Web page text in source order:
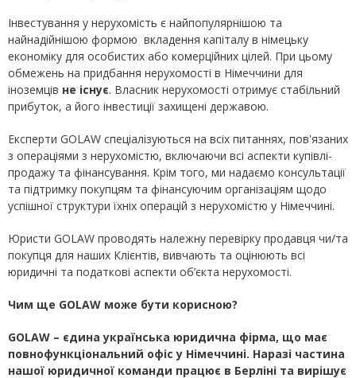
Інвестування у нерухомість є найпопулярнішою та
найнадійнішою формою вкладення капіталу в німецьку
економіку для особистих або комерційних цілей. При цьому
обмежень на придбання нерухомості в Німеччини для
іноземців не існує. Власник нерухомості отримує стабільний
прибуток, а його інвестиції захищені державою.
Експерти GOLAW спеціалізуються на всіх питаннях, пов'язаних
з операціями з нерухомістю, включаючи всі аспекти купівлі-
продажу та фінансування. Крім того, ми надаємо консультації
та підтримку покупцям та фінансуючим організаціям щодо
успішної структури їхніх операцій з нерухомістю у Німеччині.
Юристи GOLAW проводять належну перевірку продавця чи/та
покупця для наших Клієнтів, вивчають та оцінюють всі
юридичні та податкові аспекти об’єкта нерухомості.
Чим ще GOLAW може бути корисною?
GOLAW – єдина українська юридична фірма, що має
повнофункціональний офіс у Німеччині. Наразі частина
нашої юридичної команди працює в Берліні та вирішує